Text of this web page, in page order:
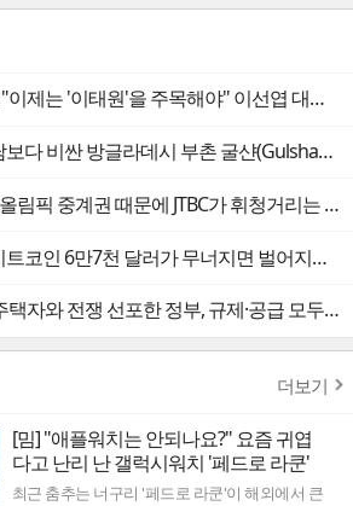
'을 주목해야" 이선엽 대표가 말하는 AI 시대 투자 성과를 가르는 지점들
방글라데시 부촌 굴샨(Gulshan)의 극단적인 모습에 충격을 받다
픽 중계권 때문에 JTBC가 휘청거리는 이유
코인 6만7천 달러가 무너지면 벌어지는 일
와 전쟁 선포한 정부, 규제·공급 모두 실효성 의문
더보기
[밈] "애플워치는 안되나요?" 요즘 귀엽
다고 난리 난 갤럭시워치 '페드로 라쿤'
최근 춤추는 너구리 '페드로 라쿤'이 해외에서 큰